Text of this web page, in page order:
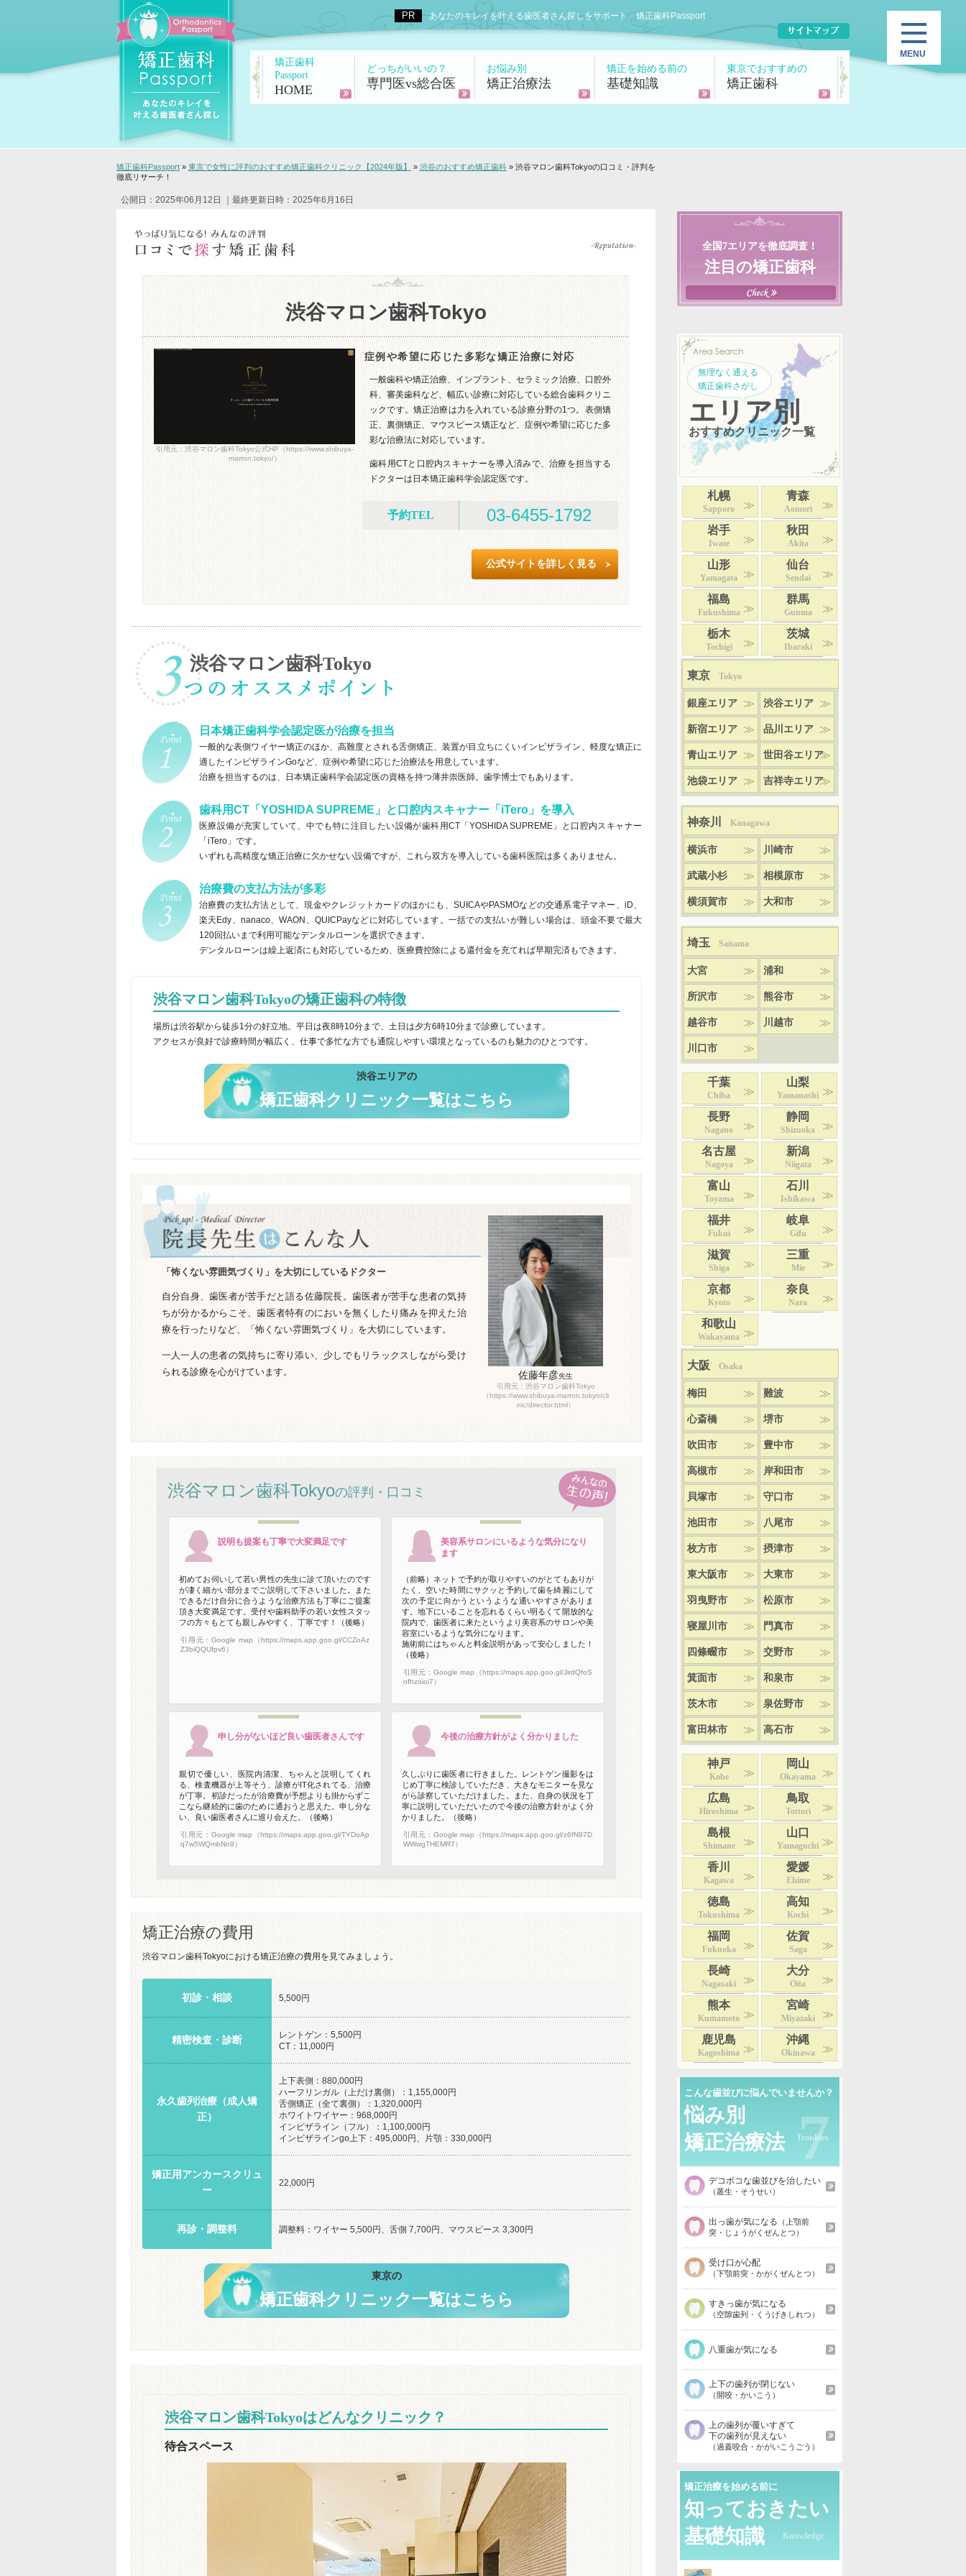
あなたのキレイを叶える歯医者さん探しをサポート 矯正歯科Passport
矯正歯科
Passport
HOME
どっちがいいの？
専門医vs総合医
お悩み別
矯正治療法
矯正を始める前の
基礎知識
東京でおすすめの
矯正歯科
矯正歯科Passport » 東京で女性に評判のおすすめ矯正歯科クリニック【2024年版】 » 渋谷のおすすめ矯正歯科 » 渋谷マロン歯科Tokyoの口コミ・評判を
徹底リサーチ！
公開日：2025年06月12日 ｜最終更新日時：2025年6月16日
渋谷マロン歯科Tokyo
引用元：渋谷マロン歯科Tokyo公式HP（https://www.shibuya-
marron.tokyo/）
症例や希望に応じた多彩な矯正治療に対応
一般歯科や矯正治療、インプラント、セラミック治療、口腔外
科、審美歯科など、幅広い診療に対応している総合歯科クリニ
ックです。矯正治療は力を入れている診療分野の1つ。表側矯
正、裏側矯正、マウスピース矯正など、症例や希望に応じた多
彩な治療法に対応しています。
歯科用CTと口腔内スキャナーを導入済みで、治療を担当する
ドクターは日本矯正歯科学会認定医です。
予約TEL 03-6455-1792
公式サイトを詳しく見る
渋谷マロン歯科Tokyo
日本矯正歯科学会認定医が治療を担当
一般的な表側ワイヤー矯正のほか、高難度とされる舌側矯正、装置が目立ちにくいインビザライン、軽度な矯正に
適したインビザラインGoなど、症例や希望に応じた治療法を用意しています。
治療を担当するのは、日本矯正歯科学会認定医の資格を持つ薄井崇医師。歯学博士でもあります。
歯科用CT「YOSHIDA SUPREME」と口腔内スキャナー「iTero」を導入
医療設備が充実していて、中でも特に注目したい設備が歯科用CT「YOSHIDA SUPREME」と口腔内スキャナー
「iTero」です。
いずれも高精度な矯正治療に欠かせない設備ですが、これら双方を導入している歯科医院は多くありません。
治療費の支払方法が多彩
治療費の支払方法として、現金やクレジットカードのほかにも、SUICAやPASMOなどの交通系電子マネー、iD、
楽天Edy、nanaco、WAON、QUICPayなどに対応しています。一括での支払いが難しい場合は、頭金不要で最大
120回払いまで利用可能なデンタルローンを選択できます。
デンタルローンは繰上返済にも対応しているため、医療費控除による還付金を充てれば早期完済もできます。
渋谷マロン歯科Tokyoの矯正歯科の特徴
場所は渋谷駅から徒歩1分の好立地。平日は夜8時10分まで、土日は夕方6時10分まで診療しています。
アクセスが良好で診療時間が幅広く、仕事で多忙な方でも通院しやすい環境となっているのも魅力のひとつです。
渋谷エリアの
矯正歯科クリニック一覧はこちら
「怖くない雰囲気づくり」を大切にしているドクター
自分自身、歯医者が苦手だと語る佐藤院長。歯医者が苦手な患者の気持
ちが分かるからこそ、歯医者特有のにおいを無くしたり痛みを抑えた治
療を行ったりなど、「怖くない雰囲気づくり」を大切にしています。
一人一人の患者の気持ちに寄り添い、少しでもリラックスしながら受け
られる診療を心がけています。
佐藤年彦先生
引用元：渋谷マロン歯科Tokyo
（https://www.shibuya-marron.tokyo/cli
nic/director.html）
渋谷マロン歯科Tokyoの評判・口コミ
説明も提案も丁寧で大変満足です
初めてお伺いして若い男性の先生に診て頂いたのです
が凄く細かい部分までご説明して下さいました。また
できるだけ自分に合うような治療方法も丁寧にご提案
頂き大変満足です。受付や歯科助手の若い女性スタッ
フの方々もとても親しみやすく、丁寧です！（後略）
引用元：Google map（https://maps.app.goo.gl/CCZoAz
Z3biQQUfpv6）
美容系サロンにいるような気分になり
ます
（前略）ネットで予約が取りやすいのがとてもありが
たく、空いた時間にサクッと予約して歯を綺麗にして
次の予定に向かうというような通いやすさがありま
す。地下にいることを忘れるくらい明るくて開放的な
院内で、歯医者に来たというより美容系のサロンや美
容室にいるような気分になります。
施術前にはちゃんと料金説明があって安心しました！
（後略）
引用元：Google map（https://maps.app.goo.gl/JirdQfoS
nfhzoioi7）
申し分がないほど良い歯医者さんです
親切で優しい、医院内清潔、ちゃんと説明してくれ
る、検査機器が上等そう、診療がIT化されてる、治療
が丁寧。初診だったが治療費が予想よりも掛からずこ
こなら継続的に歯のために通おうと思えた。申し分な
い、良い歯医者さんに巡り会えた。（後略）
引用元：Google map（https://maps.app.goo.gl/TYDoAp
q7w5WQmbNn9）
今後の治療方針がよく分かりました
久しぶりに歯医者に行きました。レントゲン撮影をは
じめ丁寧に検診していただき、大きなモニターを見な
がら診察していただけました。また、自身の状況を丁
寧に説明していただいたので今後の治療方針がよく分
かりました。（後略）
引用元：Google map（https://maps.app.goo.gl/z6fN97D
WWwgTHEMR7）
矯正治療の費用
渋谷マロン歯科Tokyoにおける矯正治療の費用を見てみましょう。
初診・相談 5,500円
精密検査・診断
レントゲン：5,500円
CT：11,000円
永久歯列治療（成人矯
正）
上下表側：880,000円
ハーフリンガル（上だけ裏側）：1,155,000円
舌側矯正（全て裏側）：1,320,000円
ホワイトワイヤー：968,000円
インビザライン（フル）：1,100,000円
インビザラインgo上下：495,000円、片顎：330,000円
矯正用アンカースクリュ
ー
22,000円
再診・調整料 調整料：ワイヤー 5,500円、舌側 7,700円、マウスピース 3,300円
東京の
矯正歯科クリニック一覧はこちら
渋谷マロン歯科Tokyoはどんなクリニック？
待合スペース
全国7エリアを徹底調査！
注目の矯正歯科
無理なく通える
矯正歯科さがし
エリア別
おすすめクリニック一覧
札幌
Sapporo
青森
Aomori
岩手
Iwate
秋田
Akita
山形
Yamagata
仙台
Sendai
福島
Fukushima
群馬
Gunma
栃木
Tochigi
茨城
Ibaraki
東京 Tokyo
銀座エリア 渋谷エリア
新宿エリア 品川エリア
青山エリア 世田谷エリア
池袋エリア 吉祥寺エリア
神奈川 Kanagawa
横浜市 川崎市
武蔵小杉 相模原市
横須賀市 大和市
埼玉 Saitama
大宮 浦和
所沢市 熊谷市
越谷市 川越市
川口市
千葉
Chiba
山梨
Yamanashi
長野
Nagano
静岡
Shizuoka
名古屋
Nagoya
新潟
Niigata
富山
Toyama
石川
Ishikawa
福井
Fukui
岐阜
Gifu
滋賀
Shiga
三重
Mie
京都
Kyoto
奈良
Nara
和歌山
Wakayama
大阪 Osaka
梅田 難波
心斎橋 堺市
吹田市 豊中市
高槻市 岸和田市
貝塚市 守口市
池田市 八尾市
枚方市 摂津市
東大阪市 大東市
羽曳野市 松原市
寝屋川市 門真市
四條畷市 交野市
箕面市 和泉市
茨木市 泉佐野市
富田林市 高石市
神戸
Kobe
岡山
Okayama
広島
Hiroshima
鳥取
Tottori
島根
Shimane
山口
Yamaguchi
香川
Kagawa
愛媛
Ehime
徳島
Tokushima
高知
Kochi
福岡
Fukuoka
佐賀
Saga
長崎
Nagasaki
大分
Oita
熊本
Kumamoto
宮崎
Miyazaki
鹿児島
Kagoshima
沖縄
Okinawa
こんな歯並びに悩んでいませんか？
悩み別
矯正治療法 7
デコボコな歯並びを治したい
（叢生・そうせい）
出っ歯が気になる （上顎前
突・じょうがくぜんとつ）
受け口が心配
（下顎前突・かがくぜんとつ）
すきっ歯が気になる
（空隙歯列・くうげきしれつ）
八重歯が気になる
上下の歯列が閉じない
（開咬・かいこう）
上の歯列が覆いすぎて
下の歯列が見えない
（過蓋咬合・かがいこうごう）
矯正治療を始める前に
知っておきたい
基礎知識